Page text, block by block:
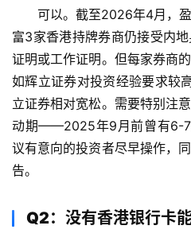
可以。截至2026年4月，
富3家香港持牌券商仍接受内
证明或工作证明。但每家券商
如辉立证券对投资经验要求较
立证券相对宽松。需要特别注
动期——2025年9月前曾有6-7
议有意向的投资者尽早操作，
告。
Q2：没有香港银行卡